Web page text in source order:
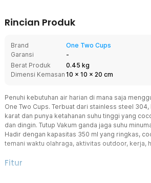
Rincian Produk
Brand
One Two Cups
Garansi
-
Berat Produk
0.45 kg
Dimensi Kemasan 10 x 10 x 20 cm
Penuhi kebutuhan air harian di mana saja
One Two Cups. Terbuat dari stainless steel 304,
karat dan punya ketahanan suhu tinggi yang
dan dingin. Tutup Vakum ganda jaga suhu
Hadir dengan kapasitas 350 ml yang ringkas,
temani waktu olahraga, aktivitas outdoor, kerja,
Fitur